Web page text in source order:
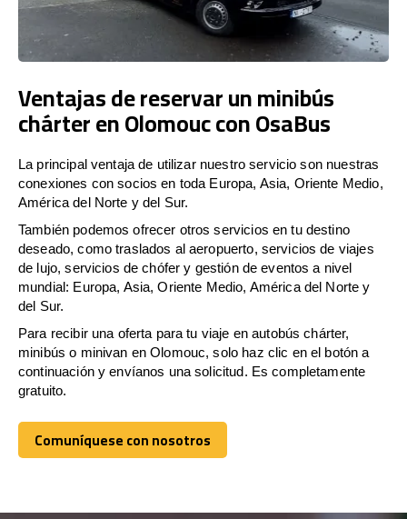
Ventajas de reservar un minibús
chárter en Olomouc con OsaBus
La principal ventaja de utilizar nuestro servicio son nuestras
conexiones con socios en toda Europa, Asia, Oriente Medio,
América del Norte y del Sur.
También podemos ofrecer otros servicios en tu destino
deseado, como traslados al aeropuerto, servicios de viajes
de lujo, servicios de chófer y gestión de eventos a nivel
mundial: Europa, Asia, Oriente Medio, América del Norte y
del Sur.
Para recibir una oferta para tu viaje en autobús chárter,
minibús o minivan en Olomouc, solo haz clic en el botón a
continuación y envíanos una solicitud. Es completamente
gratuito.
Comuníquese con nosotros
Comuníquese con nosotros